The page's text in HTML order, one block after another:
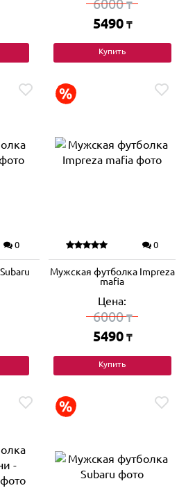
6000₸
5490 ₸
Купить
0 0
Мужская футболка Impreza
mafia
Цена:
6000₸
5490 ₸
Купить